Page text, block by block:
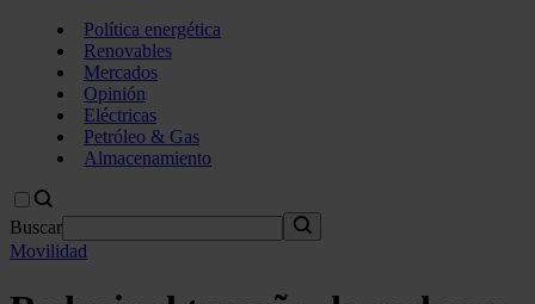
Política energética
Renovables
Mercados
Opinión
Eléctricas
Petróleo & Gas
Almacenamiento
Buscar
Movilidad